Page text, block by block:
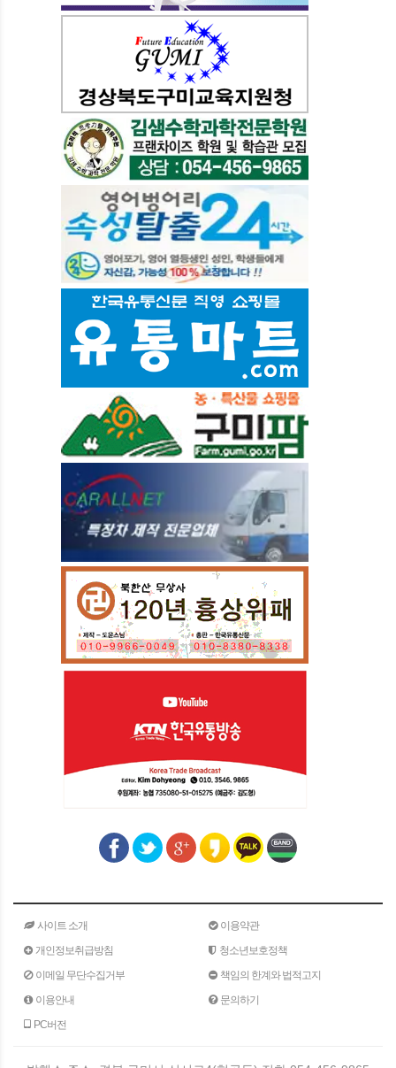
사이트 소개
이용약관
개인정보취급방침
청소년보호정책
이메일 무단수집거부
책임의 한계와 법적고지
이용안내
문의하기
PC버전